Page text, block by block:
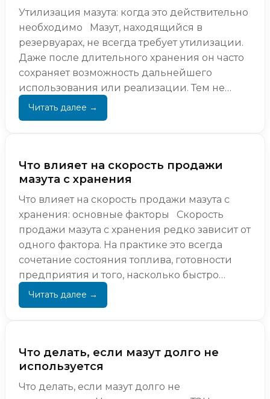
Утилизация мазута: когда это действительно
необходимо Мазут, находящийся в
резервуарах, не всегда требует утилизации.
Даже после длительного хранения он часто
сохраняет возможность дальнейшего
использования или реализации. Тем не
менее на практике встречаются с...
Что влияет на скорость продажи
мазута с хранения
Что влияет на скорость продажи мазута с
хранения: основные факторы Скорость
продажи мазута с хранения редко зависит от
одного фактора. На практике это всегда
сочетание состояния топлива, готовности
предприятия и того, насколько быстро
удается перей...
Что делать, если мазут долго не
используется
Что делать, если мазут долго не